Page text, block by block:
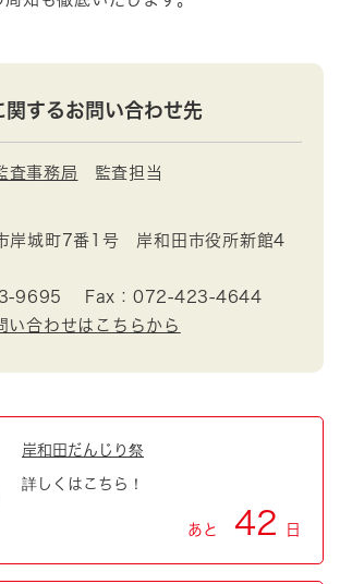
関するお問い合わせ先
査事務局 監査担当
岸城町7番1号 岸和田市役所新館4
9695
Fax：072-423-4644
い合わせはこちらから
岸和田だんじり祭
詳しくはこちら！
あと 42 日